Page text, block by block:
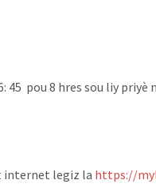
pou 8 hres sou liy priyè
internet legiz la https://